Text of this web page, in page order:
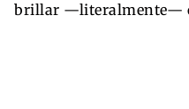
brillar —literalmente—